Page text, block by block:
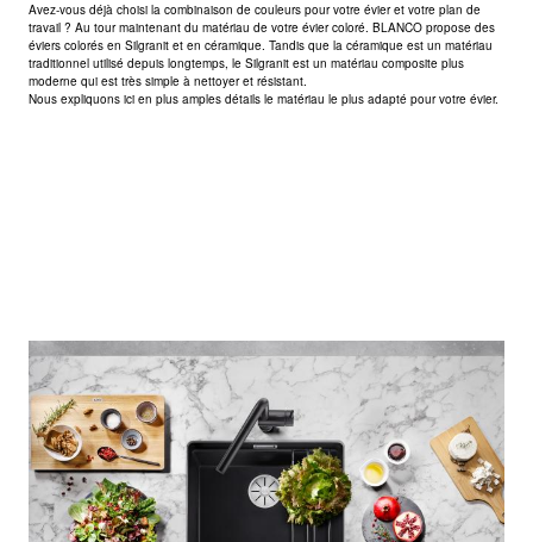
Avez-vous déjà choisi la combinaison de couleurs pour votre évier et votre plan de
travail ? Au tour maintenant du matériau de votre évier coloré. BLANCO propose des
éviers colorés en Silgranit et en céramique. Tandis que la céramique est un matériau
traditionnel utilisé depuis longtemps, le Silgranit est un matériau composite plus
moderne qui est très simple à nettoyer et résistant.
Nous expliquons ici en plus amples détails le matériau le plus adapté pour votre évier.